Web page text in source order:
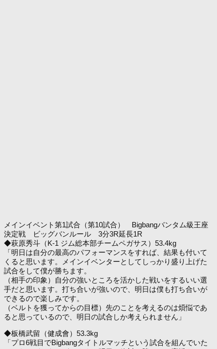
メインイベント第1試合（第10試合） Bigbangバンタム級王座
決定戦 ビッグバンルール 3分3R延長1R
◆萩原秀斗（K-1 ジム総本部チームペガサス）53.4kg
「明日は自分の最高のパフォーマンスをすれば、結果も付いて
くると思います。メインイベンターとしてしっかり盛り上げた
試合をして僕が勝ちます。
（相手の印象）自分の強いところを活かした戦いをするいい選
手だと思います。打ち合いが強いので、明日は僕も打ち合いが
できるので楽しみです。
（ベルトを獲ってからの目標）先のことを考えるのは煩悩であ
ると思っているので、明日の試合しか考えられません」
◆板橋武留（健成會）53.3kg
「プロ6戦目でBigbangタイトルマッチという試合を組んでいた